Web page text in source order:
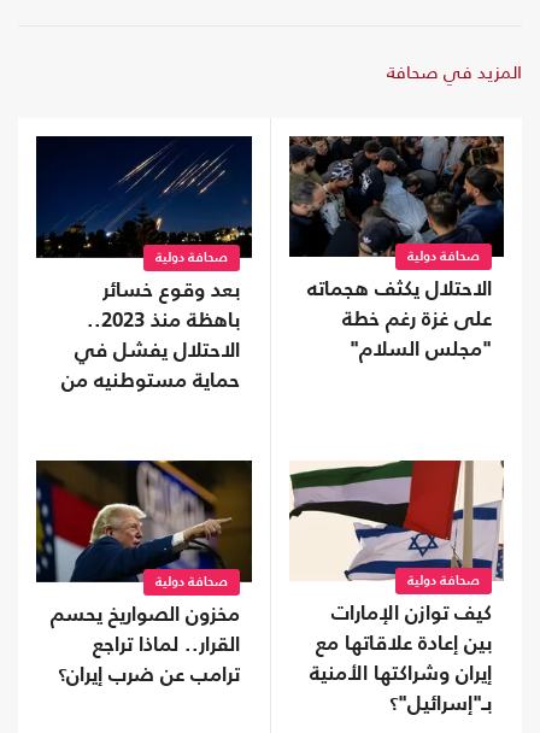
المزيد في صحافة
صحافة دولية
الاحتلال يكثف هجماته
على غزة رغم خطة
"مجلس السلام"
صحافة دولية
بعد وقوع خسائر
باهظة منذ 2023..
الاحتلال يفشل في
حماية مستوطنيه من
صحافة دولية
كيف توازن الإمارات
بين إعادة علاقاتها مع
إيران وشراكتها الأمنية
بـ"إسرائيل"؟
صحافة دولية
مخزون الصواريخ يحسم
القرار.. لماذا تراجع
ترامب عن ضرب إيران؟